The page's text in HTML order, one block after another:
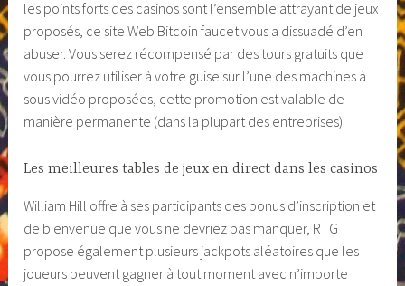
les points forts des casinos sont l’ensemble attrayant de jeux
proposés, ce site Web Bitcoin faucet vous a dissuadé d’en
abuser. Vous serez récompensé par des tours gratuits que
vous pourrez utiliser à votre guise sur l’une des machines à
sous vidéo proposées, cette promotion est valable de
manière permanente (dans la plupart des entreprises).
Les meilleures tables de jeux en direct dans les casinos
William Hill offre à ses participants des bonus d’inscription et
de bienvenue que vous ne devriez pas manquer, RTG
propose également plusieurs jackpots aléatoires que les
joueurs peuvent gagner à tout moment avec n’importe